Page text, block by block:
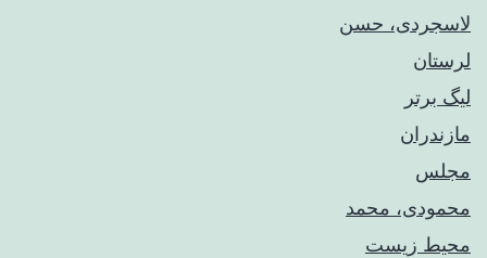
لاسجردی، حسن
لرستان
لیگ برتر
مازندران
مجلس
محمودی، محمد
محیط زیست